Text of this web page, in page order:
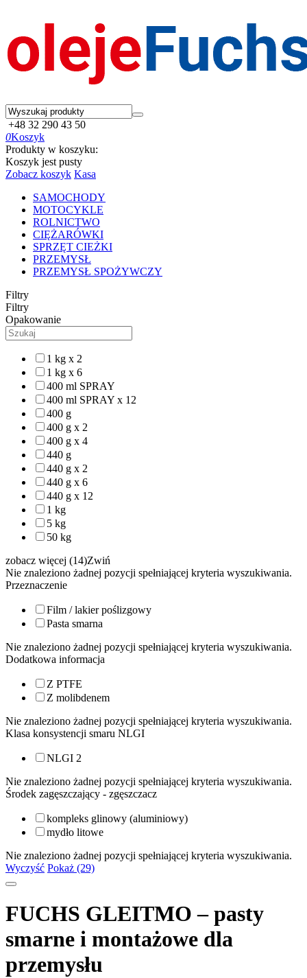
+48 32 290 43 50
0Koszyk
Produkty w koszyku:
Koszyk jest pusty
Zobacz koszyk Kasa
SAMOCHODY
MOTOCYKLE
ROLNICTWO
CIĘŻARÓWKI
SPRZĘT CIEŻKI
PRZEMYSŁ
PRZEMYSŁ SPOŻYWCZY
Filtry
Filtry
Opakowanie
1 kg x 2
1 kg x 6
400 ml SPRAY
400 ml SPRAY x 12
400 g
400 g x 2
400 g x 4
440 g
440 g x 2
440 g x 6
440 g x 12
1 kg
5 kg
50 kg
zobacz więcej (14)Zwiń
Nie znaleziono żadnej pozycji spełniającej kryteria wyszukiwania.
Przeznaczenie
Film / lakier poślizgowy
Pasta smarna
Nie znaleziono żadnej pozycji spełniającej kryteria wyszukiwania.
Dodatkowa informacja
Z PTFE
Z molibdenem
Nie znaleziono żadnej pozycji spełniającej kryteria wyszukiwania.
Klasa konsystencji smaru NLGI
NLGI 2
Nie znaleziono żadnej pozycji spełniającej kryteria wyszukiwania.
Środek zagęszczający - zgęszczacz
kompleks glinowy (aluminiowy)
mydło litowe
Nie znaleziono żadnej pozycji spełniającej kryteria wyszukiwania.
Wyczyść Pokaż (29)
FUCHS GLEITMO – pasty
smarne i montażowe dla
przemysłu